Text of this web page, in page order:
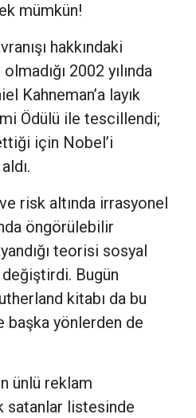
mümkün!
hakkındaki
2002 yılında
Kahneman’a layık
Ödülü ile tescillendi;
için Nobel’i
risk altında irrasyonel
öngörülebilir
teorisi sosyal
Bugün
kitabı da bu
başka yönlerden de
ünlü reklam
satanlar listesinde